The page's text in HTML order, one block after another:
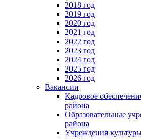
2018 год
2019 год
2020 год
2021 год
2022 год
2023 год
2024 год
2025 год
2026 год
Вакансии
Кадровое
района
Образовательные
района
Учреждения